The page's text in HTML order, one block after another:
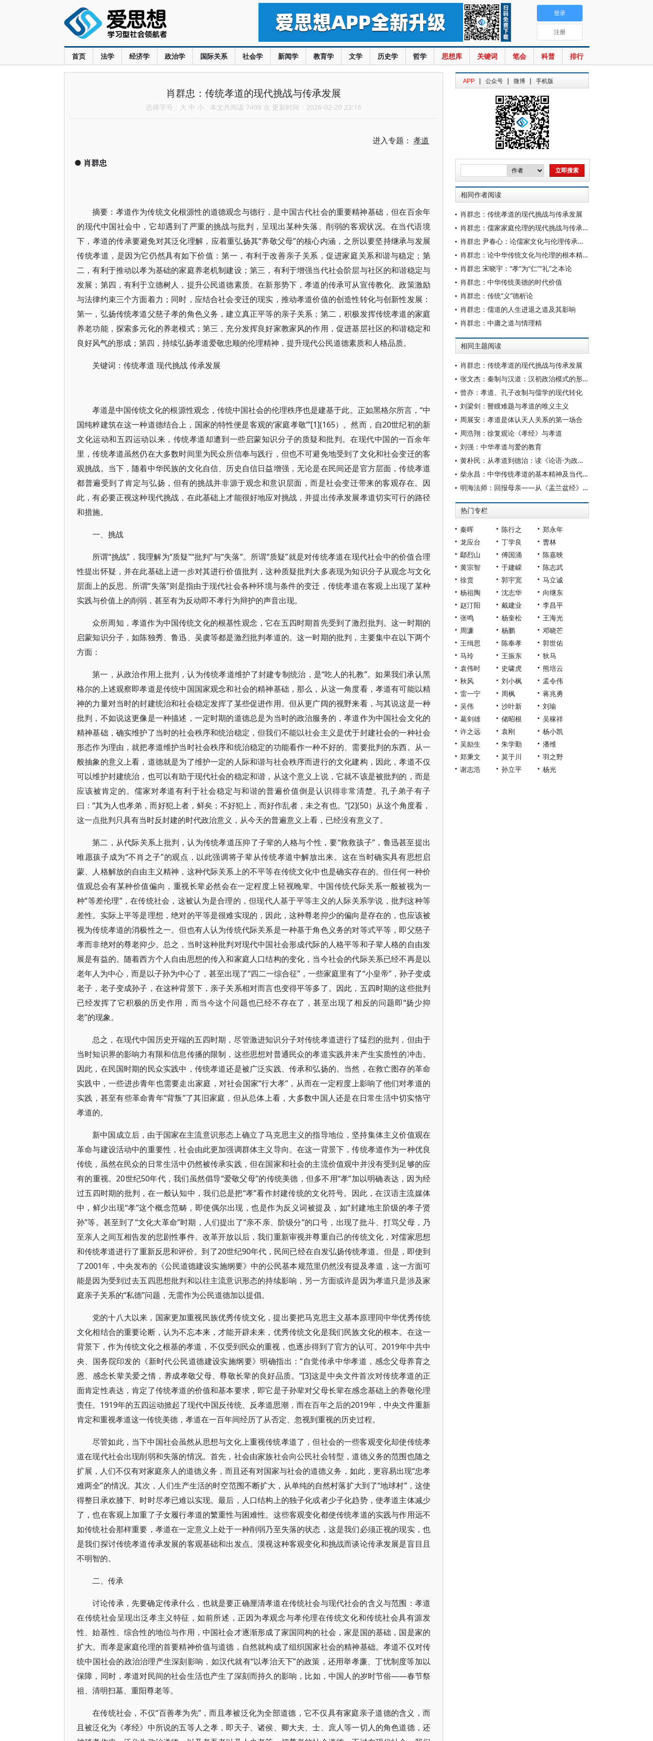
首页 法学 经济学 政治学 国际关系 社会学 新闻学 教育学 文学 历史学 哲学 思想库 关键词 笔会 科普 排行
登录
注册
肖群忠：传统孝道的现代挑战与传承发展
选择字号： 大 中 小 本文共阅读 7499 次 更新时间：2026-02-20 23:16
进入专题： 孝道
● 肖群忠
摘要：孝道作为传统文化根源性的道德观念与德行，是中国古代社会的重要精神基础，但在百余年
的现代中国社会中，它却遇到了严重的挑战与批判，呈现出某种失落、削弱的客观状况。在当代语境
下，孝道的传承要避免对其泛化理解，应着重弘扬其“养敬父母”的核心内涵，之所以要坚持继承与发展
传统孝道，是因为它仍然具有如下价值：第一，有利于改善亲子关系，促进家庭关系和谐与稳定；第
二，有利于推动以孝为基础的家庭养老机制建设；第三，有利于增强当代社会阶层与社区的和谐稳定与
发展；第四，有利于立德树人，提升公民道德素质。在新形势下，孝道的传承可从宣传教化、政策激励
与法律约束三个方面着力；同时，应结合社会变迁的现实，推动孝道价值的创造性转化与创新性发展：
第一，弘扬传统孝道父慈子孝的角色义务，建立真正平等的亲子关系；第二，积极发挥传统孝道的家庭
养老功能，探索多元化的养老模式；第三，充分发挥良好家教家风的作用，促进基层社区的和谐稳定和
良好风气的形成；第四，持续弘扬孝道爱敬忠顺的伦理精神，提升现代公民道德素质和人格品质。
关键词：传统孝道 现代挑战 传承发展
孝道是中国传统文化的根源性观念，传统中国社会的伦理秩序也是建基于此。正如黑格尔所言，“中
国纯粹建筑在这一种道德结合上，国家的特性便是客观的‘家庭孝敬’”[1](165）。然而，自20世纪初的新
文化运动和五四运动以来，传统孝道却遭到一些启蒙知识分子的质疑和批判。在现代中国的一百余年
里，传统孝道虽然仍在大多数时间里为民众所信奉与践行，但也不可避免地受到了文化和社会变迁的客
观挑战。当下，随着中华民族的文化自信、历史自信日益增强，无论是在民间还是官方层面，传统孝道
都普遍受到了肯定与弘扬，但有的挑战并非源于观念和意识层面，而是社会变迁带来的客观存在。因
此，有必要正视这种现代挑战，在此基础上才能很好地应对挑战，并提出传承发展孝道切实可行的路径
和措施。
一、挑战
所谓“挑战”，我理解为“质疑”“批判”与“失落”。所谓“质疑”就是对传统孝道在现代社会中的价值合理
性提出怀疑，并在此基础上进一步对其进行价值批判，这种质疑批判大多表现为知识分子从观念与文化
层面上的反思。所谓“失落”则是指由于现代社会各种环境与条件的变迁，传统孝道在客观上出现了某种
实践与价值上的削弱，甚至有为反动即不孝行为辩护的声音出现。
众所周知，孝道作为中国传统文化的根基性观念，它在五四时期首先受到了激烈批判。这一时期的
启蒙知识分子，如陈独秀、鲁迅、吴虞等都是激烈批判孝道的。这一时期的批判，主要集中在以下两个
方面：
第一，从政治作用上批判，认为传统孝道维护了封建专制统治，是“吃人的礼教”。如果我们承认黑
格尔的上述观察即孝道是传统中国国家观念和社会的精神基础，那么，从这一角度看，孝道有可能以精
神的力量对当时的封建统治和社会稳定发挥了某些促进作用。但从更广阔的视野来看，与其说这是一种
批判，不如说这更像是一种描述，一定时期的道德总是为当时的政治服务的，孝道作为中国社会文化的
精神基础，确实维护了当时的社会秩序和统治稳定，但我们不能以社会主义是优于封建社会的一种社会
形态作为理由，就把孝道维护当时社会秩序和统治稳定的功能看作一种不好的、需要批判的东西。从一
般抽象的意义上看，道德就是为了维护一定的人际和谐与社会秩序而进行的文化建构，因此，孝道不仅
可以维护封建统治，也可以有助于现代社会的稳定和谐，从这个意义上说，它就不该是被批判的，而是
应该被肯定的。儒家对孝道有利于社会稳定与和谐的普遍价值倒是认识得非常清楚。孔子弟子有子
曰：“其为人也孝弟，而好犯上者，鲜矣；不好犯上，而好作乱者，未之有也。”[2](50）从这个角度看，
这一点批判只具有当时反封建的时代政治意义，从今天的普遍意义上看，已经没有意义了。
第二，从代际关系上批判，认为传统孝道压抑了子辈的人格与个性，要“救救孩子”，鲁迅甚至提出
唯愿孩子成为“不肖之子”的观点，以此强调将子辈从传统孝道中解放出来。这在当时确实具有思想启
蒙、人格解放的自由主义精神，这种代际关系上的不平等在传统文化中也是确实存在的。但任何一种价
值观总会有某种价值偏向，重视长辈必然会在一定程度上轻视晚辈。中国传统代际关系一般被视为一
种“等差伦理”，在传统社会，这被认为是合理的，但现代人基于平等主义的人际关系学说，批判这种等
差性。实际上平等是理想，绝对的平等是很难实现的，因此，这种尊老抑少的偏向是存在的，也应该被
视为传统孝道的消极性之一。但也有人认为传统代际关系是一种基于角色义务的对等式平等，即父慈子
孝而非绝对的尊老抑少。总之，当时这种批判对现代中国社会形成代际的人格平等和子辈人格的自由发
展是有益的。随着西方个人自由思想的传入和家庭人口结构的变化，当今社会的代际关系已经不再是以
老年人为中心，而是以子孙为中心了，甚至出现了“四二一综合征”，一些家庭里有了“小皇帝”，孙子变成
老子，老子变成孙子，在这种背景下，亲子关系相对而言也变得平等多了。因此，五四时期的这些批判
已经发挥了它积极的历史作用，而当今这个问题也已经不存在了，甚至出现了相反的问题即“扬少抑
老”的现象。
总之，在现代中国历史开端的五四时期，尽管激进知识分子对传统孝道进行了猛烈的批判，但由于
当时知识界的影响力有限和信息传播的限制，这些思想对普通民众的孝道实践并未产生实质性的冲击。
因此，在民国时期的民众实践中，传统孝道还是被广泛实践、传承和弘扬的。当然，在救亡图存的革命
实践中，一些进步青年也需要走出家庭，对社会国家“行大孝”，从而在一定程度上影响了他们对孝道的
实践，甚至有些革命青年“背叛”了其旧家庭，但从总体上看，大多数中国人还是在日常生活中切实恪守
孝道的。
新中国成立后，由于国家在主流意识形态上确立了马克思主义的指导地位，坚持集体主义价值观在
革命与建设活动中的重要性，社会由此更加强调群体主义导向。在这一背景下，传统孝道作为一种优良
传统，虽然在民众的日常生活中仍然被传承实践，但在国家和社会的主流价值观中并没有受到足够的应
有的重视。20世纪50年代，我们虽然倡导“爱敬父母”的传统美德，但多不用“孝”加以明确表达，因为经
过五四时期的批判，在一般认知中，我们总是把“孝”看作封建传统的文化符号。因此，在汉语主流媒体
中，鲜少出现“孝”这个概念范畴，即使偶尔出现，也是作为反义词被提及，如“封建地主阶级的孝子贤
孙”等。甚至到了“文化大革命”时期，人们提出了“亲不亲、阶级分”的口号，出现了批斗、打骂父母，乃
至亲人之间互相告发的悲剧性事件。改革开放以后，我们重新审视并尊重自己的传统文化，对儒家思想
和传统孝道进行了重新反思和评价。到了20世纪90年代，民间已经在自发弘扬传统孝道。但是，即使到
了2001年，中央发布的《公民道德建设实施纲要》中的公民基本规范里仍然没有提及孝道，这一方面可
能是因为受到过去五四思想批判和以往主流意识形态的持续影响，另一方面或许是因为孝道只是涉及家
庭亲子关系的“私德”问题，无需作为公民道德加以提倡。
党的十八大以来，国家更加重视民族优秀传统文化，提出要把马克思主义基本原理同中华优秀传统
文化相结合的重要论断，认为不忘本来，才能开辟未来，优秀传统文化是我们民族文化的根本。在这一
背景下，作为传统文化之根基的孝道，不仅受到民众的重视，也逐步得到了官方的认可。2019年中共中
央、国务院印发的《新时代公民道德建设实施纲要》明确指出：“自觉传承中华孝道，感念父母养育之
恩、感念长辈关爱之情，养成孝敬父母、尊敬长辈的良好品质。”[3]这是中央文件首次对传统孝道的正
面肯定性表达，肯定了传统孝道的价值和基本要求，即它是子孙辈对父母长辈在感念基础上的养敬伦理
责任。1919年的五四运动掀起了现代中国反传统、反孝道思潮，而在百年之后的2019年，中央文件重新
肯定和重视孝道这一传统美德，孝道在一百年间经历了从否定、忽视到重视的历史过程。
尽管如此，当下中国社会虽然从思想与文化上重视传统孝道了，但社会的一些客观变化却使传统孝
道在现代社会出现削弱和失落的情况。首先，社会由家族社会向公民社会转型，道德义务的范围也随之
扩展，人们不仅有对家庭亲人的道德义务，而且还有对国家与社会的道德义务，如此，更容易出现“忠孝
难两全”的情况。其次，人们生产生活的时空范围不断扩大，从单纯的自然村落扩大到了“地球村”，这使
得整日承欢膝下、时时尽孝已难以实现。最后，人口结构上的独子化或者少子化趋势，使孝道主体减少
了，也在客观上加重了子女履行孝道的繁重性与困难性。这些客观变化都使传统孝道的实践与作用远不
如传统社会那样重要，孝道在一定意义上处于一种削弱乃至失落的状态，这是我们必须正视的现实，也
是我们探讨传统孝道传承发展的客观基础和出发点。漠视这种客观变化和挑战而谈论传承发展是盲目且
不明智的。
二、传承
讨论传承，先要确定传承什么，也就是要正确厘清孝道在传统社会与现代社会的含义与范围：孝道
在传统社会呈现出泛孝主义特征，如前所述，正因为孝观念与孝伦理在传统文化和传统社会具有源发
性、始基性、综合性的地位与作用，中国社会才逐渐形成了家国同构的社会，家是国的基础，国是家的
扩大。而孝是家庭伦理的首要精神价值与道德，自然就构成了组织国家社会的精神基础。孝道不仅对传
统中国社会的政治治理产生深刻影响，如汉代就有“以孝治天下”的政策，还用举孝廉、丁忧制度等加以
保障，同时，孝道对民间的社会生活也产生了深刻而持久的影响，比如，中国人的岁时节俗——春节祭
祖、清明扫墓、重阳尊老等。
在传统社会，不仅“百善孝为先”，而且孝被泛化为全部道德，它不仅具有家庭亲子道德的含义，而
且被泛化为《孝经》中所说的五等人之孝，即天子、诸侯、卿大夫、士、庶人等一切人的角色道德，还
APP | 公众号 | 微博 | 手机版
相同作者阅读
肖群忠：传统孝道的现代挑战与传承发展
肖群忠：儒家家庭伦理的现代挑战与传承发展
肖群忠 尹春心：论儒家文化与伦理传承发展的根据、意义、方法和实践价值——照着贺麟“儒家思想的新开展”接着讲
肖群忠：论中华传统文化与伦理的根本精神
肖群忠 宋晓宇：“孝”为“仁”“礼”之本论
肖群忠：中华传统美德的时代价值
肖群忠：传统“义”德析论
肖群忠：儒道的人生进退之道及其影响
肖群忠：中庸之道与情理精
相同主题阅读
肖群忠：传统孝道的现代挑战与传承发展
张文杰：秦制与汉道：汉初政治模式的形塑
曾亦：孝道、孔子改制与儒学的现代转化
刘梁剑：瞽瞍难题与孝道的唯义主义
周展安：孝道是体认天人关系的第一场合
周浩翔：徐复观论《孝经》与孝道
刘强：中华孝道与爱的教育
黄朴民：从孝道到德治：读《论语·为政》札记
柴永昌：中华传统孝道的基本精神及当代价值
明海法师：回报母亲——从《盂兰盆经》看佛教对中国孝道文化的影响
热门专栏
秦晖 陈行之
郑永年
龙应台
丁学良
曹林
鄢烈山
傅国涌
陈嘉映
黄宗智
于建嵘
陈志武
徐贲
郭宇宽
马立诚
杨祖陶
沈志华
向继东
赵汀阳
戴建业
李昌平
张鸣
杨奎松
王海光
周濂
杨鹏
邓晓芒
王缉思
陈奉孝
郭世佑
马玲
王振东
狄马
袁伟时
史啸虎
熊培云
秋风
刘小枫
孟令伟
雷一宁
周枫
蒋兆勇
吴伟
沙叶新
刘瑜
葛剑雄
储昭根
吴稼祥
许之远
袁刚
杨小凯
吴励生
朱学勤
潘维
郑秉文
莫于川
羽之野
谢志浩
孙立平 杨光